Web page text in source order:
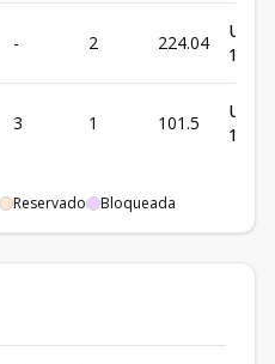
- 2 224.04
US$
3 1 101.5
US$
Reservado Bloqueada